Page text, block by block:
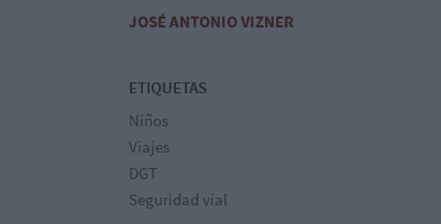
JOSÉ ANTONIO VIZNER
ETIQUETAS
Niños
Viajes
DGT
Seguridad vial